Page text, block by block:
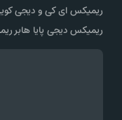
ریمیکس ای کی و دیجی
ریمیکس دیجی پایا هابر